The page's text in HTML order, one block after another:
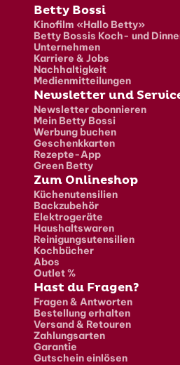
Fusszeile
Betty Bossi
Kinofilm «Hallo Betty»
Betty Bossis Koch- und
Unternehmen
Karriere & Jobs
Nachhaltigkeit
Medienmitteilungen
Newsletter und
Newsletter abonnieren
Mein Betty Bossi
Werbung buchen
Geschenkkarten
Rezepte-App
Green Betty
Zum Onlineshop
Küchenutensilien
Backzubehör
Elektrogeräte
Haushaltswaren
Reinigungsutensilien
Kochbücher
Abos
Outlet %
Hast du Fragen?
Fragen & Antworten
Bestellung erhalten
Versand & Retouren
Zahlungsarten
Garantie
Gutschein einlösen